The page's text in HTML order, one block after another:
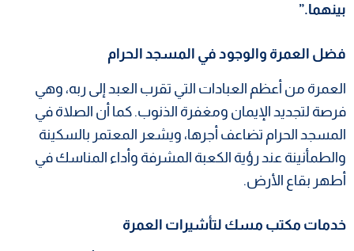
بينهما.”
فضل العمرة والوجود في المسجد الحرام
العمرة من أعظم العبادات التي تقرب العبد إلى ربه، وهي
فرصة لتجديد الإيمان ومغفرة الذنوب. كما أن الصلاة في
المسجد الحرام تضاعف أجرها، ويشعر المعتمر بالسكينة
والطمأنينة عند رؤية الكعبة المشرفة وأداء المناسك في
أطهر بقاع الأرض.
خدمات مكتب مسك لتأشيرات العمرة